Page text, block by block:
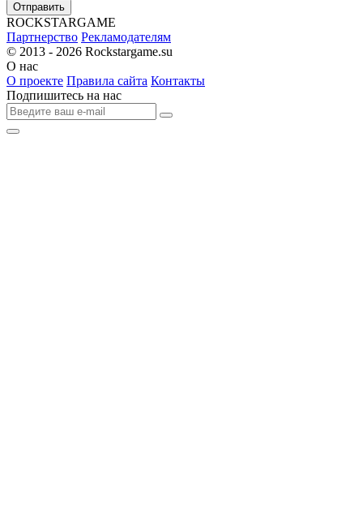
Отправить
ROCKSTARGAME
Партнерство Рекламодателям
© 2013 - 2026 Rockstargame.su
О нас
О проекте Правила сайта Контакты
Подпишитесь на нас